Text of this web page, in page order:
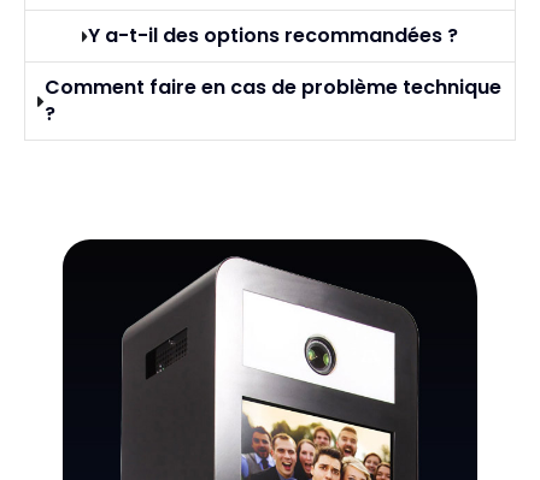
Y a-t-il des options recommandées ?
Comment faire en cas de problème technique
?